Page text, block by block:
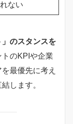
れない
」のスタンスを
のKPIや企業
最優先に考え
します。